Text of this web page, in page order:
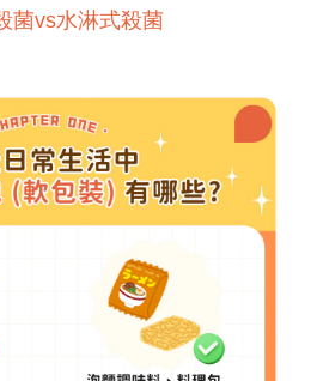
菌vs水淋式殺菌